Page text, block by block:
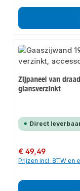
Zijpaneel van
glansverzinkt
Direct
Normale prijs:
€ 49,49
Prijzen incl. BTW en